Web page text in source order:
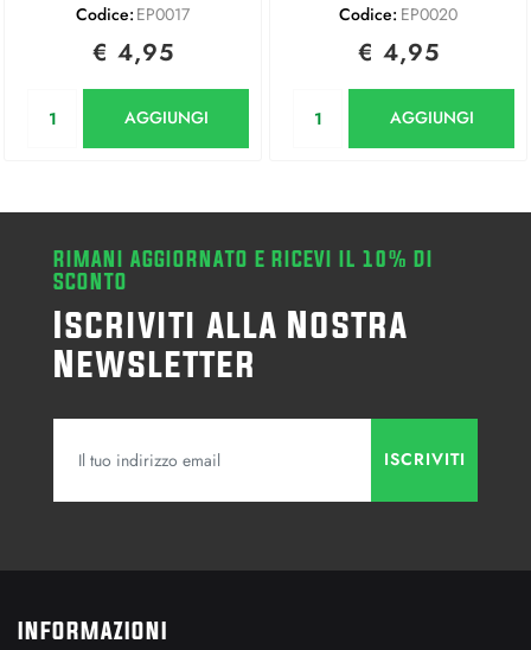
Codice: EP0017
€ 4,95
AGGIUNGI
Codice: EP0020
€ 4,95
AGGIUNGI
RIMANI AGGIORNATO E RICEVI IL 10% DI
SCONTO
Iscriviti alla Nostra
Newsletter
INFORMAZIONI